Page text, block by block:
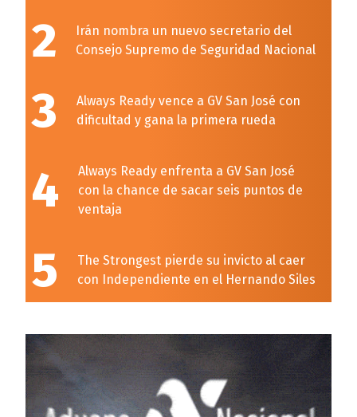
2
Irán nombra un nuevo secretario del
Consejo Supremo de Seguridad Nacional
3
Always Ready vence a GV San José con
dificultad y gana la primera rueda
4
Always Ready enfrenta a GV San José
con la chance de sacar seis puntos de
ventaja
5
The Strongest pierde su invicto al caer
con Independiente en el Hernando Siles